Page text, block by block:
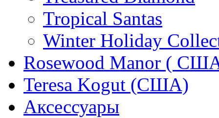
Tropical Santas
Winter Holiday
Rosewood Manor (
Teresa Kogut (США)
Аксессуары